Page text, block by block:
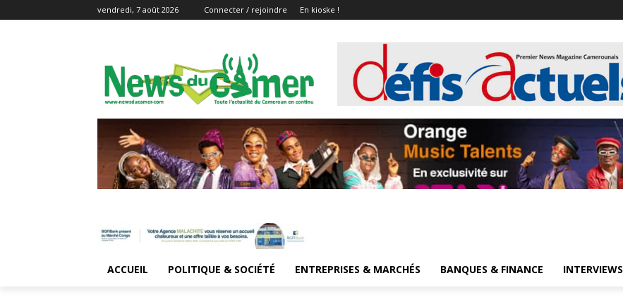
vendredi, 7 août 2026 Connecter / rejoindre En kioske !
ACCUEIL POLITIQUE & SOCIÉTÉ ENTREPRISES & MARCHÉS BANQUES & FINANCE INTERVIEWS